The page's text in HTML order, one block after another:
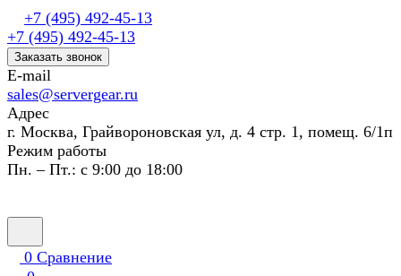
+7 (495) 492-45-13
+7 (495) 492-45-13
Заказать звонок
E-mail
sales@servergear.ru
Адрес
г. Москва, Грайвороновская ул, д. 4 стр. 1, помещ. 6/1п
Режим работы
Пн. – Пт.: с 9:00 до 18:00
0 Сравнение